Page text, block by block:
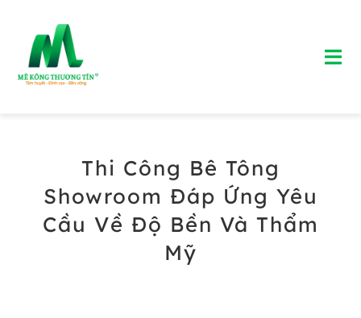
content
Bảng Giá Bê Tông Tươi
Thi Công Bê Tông
Showroom Đáp Ứng Yêu
Cầu Về Độ Bền Và Thẩm
Mỹ